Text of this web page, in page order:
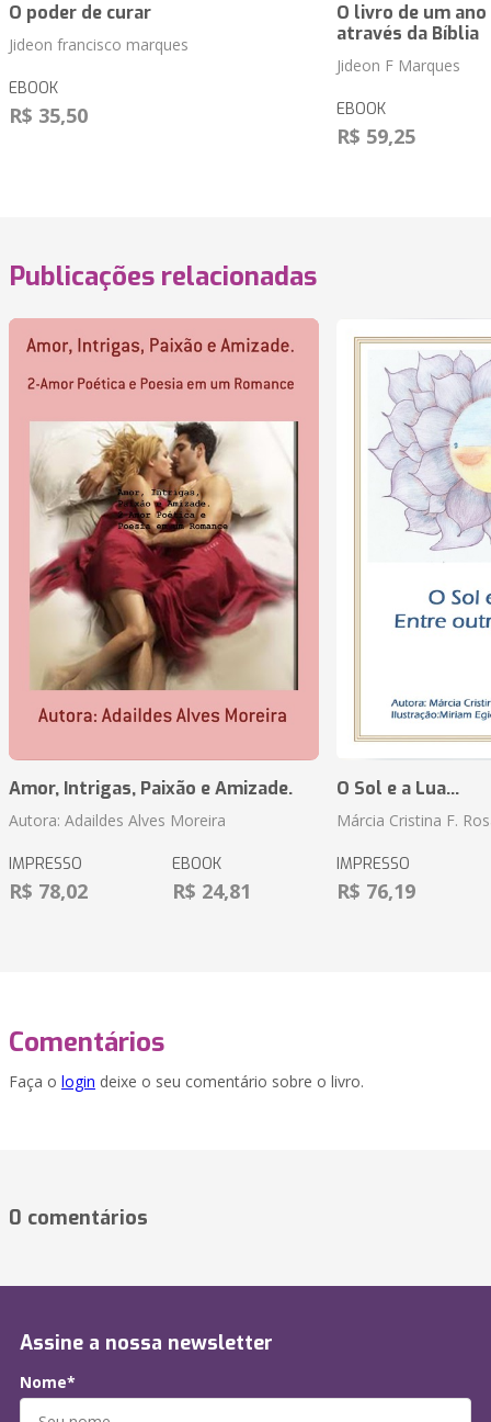
O poder de curar
Jideon francisco marques
EBOOK
R$ 35,50
O livro de um
através da Bíblia
Jideon F Marques
EBOOK
R$ 59,25
Publicações relacionadas
Amor, Intrigas, Paixão e Amizade.
Autora: Adaildes Alves Moreira
IMPRESSO
R$ 78,02
EBOOK
R$ 24,81
O Sol e a Lua...
Márcia Cristina F.
IMPRESSO
R$ 76,19
Comentários
Faça o login deixe o seu comentário sobre o livro.
0 comentários
Assine a nossa newsletter
Nome*